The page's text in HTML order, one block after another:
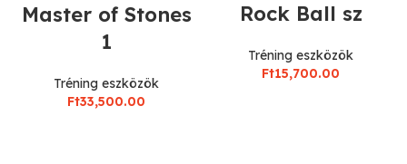
Master of Stones
1
Tréning eszközök
Ft33,500.00
Rock Ball sz
Tréning eszközök
Ft15,700.00